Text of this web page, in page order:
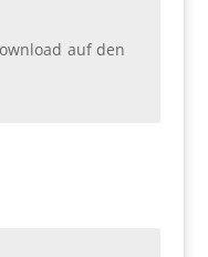
auf den